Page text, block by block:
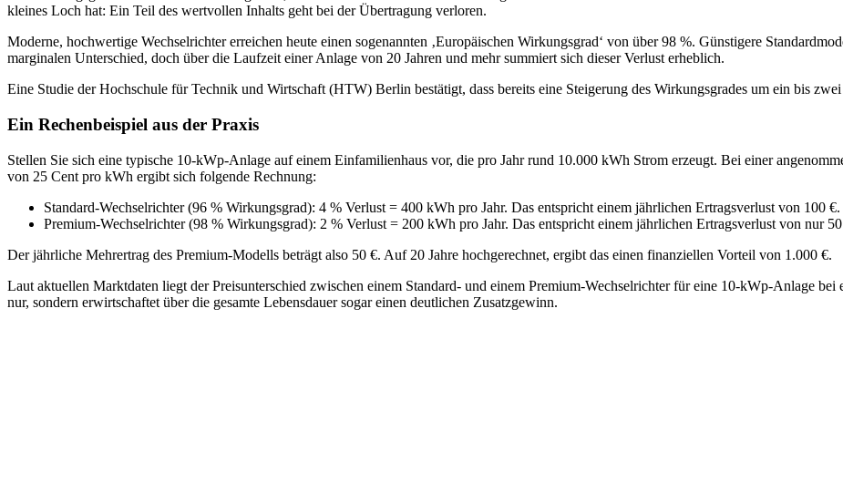
kleines Loch hat: Ein Teil des wertvollen Inhalts geht bei der Übertragung verloren.
Moderne, hochwertige Wechselrichter erreichen heute einen sogenannten ‚Europäischen Wirkungsgrad‘ von über 98 %. Günstigere
marginalen Unterschied, doch über die Laufzeit einer Anlage von 20 Jahren und mehr summiert sich dieser Verlust erheblich.
Eine Studie der Hochschule für Technik und Wirtschaft (HTW) Berlin bestätigt, dass bereits eine Steigerung des Wirkungsgrades um ein bis
Ein Rechenbeispiel aus der Praxis
Stellen Sie sich eine typische 10-kWp-Anlage auf einem Einfamilienhaus vor, die pro Jahr rund 10.000 kWh Strom erzeugt. Bei einer
von 25 Cent pro kWh ergibt sich folgende Rechnung:
Standard-Wechselrichter (96 % Wirkungsgrad): 4 % Verlust = 400 kWh pro Jahr. Das entspricht einem jährlichen Ertragsverlust von 100 €.
Premium-Wechselrichter (98 % Wirkungsgrad): 2 % Verlust = 200 kWh pro Jahr. Das entspricht einem jährlichen Ertragsverlust von nur
Der jährliche Mehrertrag des Premium-Modells beträgt also 50 €. Auf 20 Jahre hochgerechnet, ergibt das einen finanziellen Vorteil von 1.000 €.
Laut aktuellen Marktdaten liegt der Preisunterschied zwischen einem Standard- und einem Premium-Wechselrichter für eine 10-kWp-Anlage
nur, sondern erwirtschaftet über die gesamte Lebensdauer sogar einen deutlichen Zusatzgewinn.